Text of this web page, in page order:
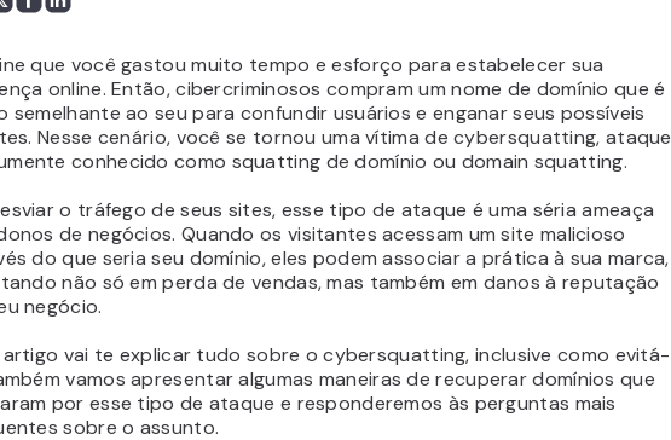
que você gastou muito tempo e esforço para estabelecer sua
online. Então, cibercriminosos compram um nome de domínio que é
semelhante ao seu para confundir usuários e enganar seus possíveis
Nesse cenário, você se tornou uma vítima de cybersquatting, ataque
conhecido como squatting de domínio ou domain squatting.
o tráfego de seus sites, esse tipo de ataque é uma séria ameaça
de negócios. Quando os visitantes acessam um site malicioso
do que seria seu domínio, eles podem associar a prática à sua marca,
não só em perda de vendas, mas também em danos à reputação
negócio.
vai te explicar tudo sobre o cybersquatting, inclusive como evitá-
vamos apresentar algumas maneiras de recuperar domínios que
por esse tipo de ataque e responderemos às perguntas mais
sobre o assunto.